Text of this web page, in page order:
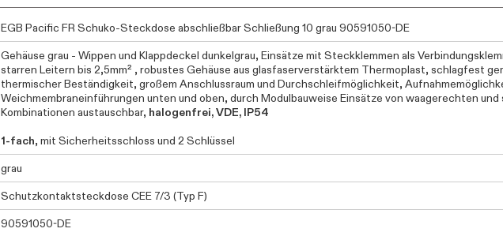
EGB Pacific FR Schuko-Steckdose abschließbar Schließung 10 grau 90591050-DE
Gehäuse grau - Wippen und Klappdeckel dunkelgrau, Einsätze mit Steckklemmen als
starren Leitern bis 2,5mm² , robustes Gehäuse aus glasfaserverstärktem Thermoplast, schlagfest
thermischer Beständigkeit, großem Anschlussraum und Durchschleifmöglichkeit,
Weichmembraneinführungen unten und oben, durch Modulbauweise Einsätze von waagerechten
Kombinationen austauschbar, halogenfrei, VDE, IP54
1-fach, mit Sicherheitsschloss und 2 Schlüssel
grau
Schutzkontaktsteckdose CEE 7/3 (Typ F)
90591050-DE